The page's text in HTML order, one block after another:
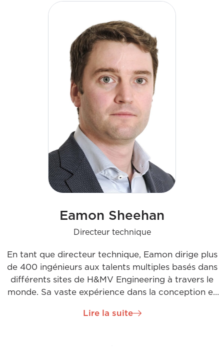
spécialisée de premier plan qui facilite la transition
énergétique. Son leadership stratégique et son
engagement en faveur d'une culture d'excellence
continuent de façonner la prochaine phase de
croissance de l'entreprise. Declan est titulaire d'un
diplôme d'ingénieur et d'un master en
administration des affaires (MBA).
Eamon Sheehan
Directeur technique
En tant que directeur technique, Eamon dirige plus
de 400 ingénieurs aux talents multiples basés dans
différents sites de H&MV Engineering à travers le
monde. Sa vaste expérience dans la conception et
tension lui permet d'être un mentor pratique en
Lire la suite